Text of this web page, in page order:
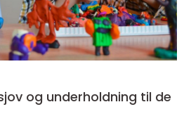
og underholdning til de